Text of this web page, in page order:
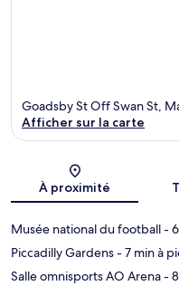
Goadsby St Off Swan St,
Afficher sur la carte
À proximité
Musée national du football-
Piccadilly Gardens- 7 min à
Salle omnisports AO Arena-